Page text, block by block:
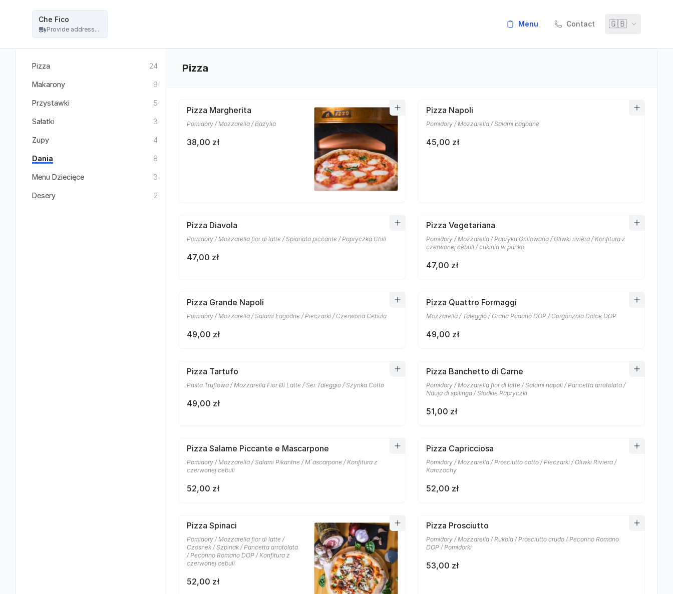
Che Fico
Provide address...
menu Contact 🇬🇧
Pizza 24
Makarony 9
Przystawki 5
Sałatki 3
Zupy 4
Dania 8
Menu Dziecięce 3
Desery 2
Pizza
Pizza Margherita
Pomidory / Mozzarella / Bazylia
38,00 zł
Pizza Napoli
Pomidory / Mozzarella / Salami Łagodne
45,00 zł
Pizza Diavola
Pomidory / Mozzarella fior di latte / Spianata piccante / Papryczka Chili
47,00 zł
Pizza Vegetariana
Pomidory / Mozzarella / Papryka Grillowana / Oliwki riviera / Konfitura z
czerwonej cebuli / cukinia w panko
47,00 zł
Pizza Grande Napoli
Pomidory / Mozzarella / Salami Łagodne / Pieczarki / Czerwona Cebula
49,00 zł
Pizza Quattro Formaggi
Mozzarella / Taleggio / Grana Padano DOP / Gorgonzola Dolce DOP
49,00 zł
Pizza Tartufo
Pasta Truflowa / Mozzarella Fior Di Latte / Ser Taleggio / Szynka Cotto
49,00 zł
Pizza Banchetto di Carne
Pomidory / Mozzarella fior di latte / Salami napoli / Pancetta arrotolata /
Nduja di spilinga / Słodkie Papryczki
51,00 zł
Pizza Salame Piccante e Mascarpone
Pomidory / Mozzarella / Salami Pikantne / M`ascarpone / Konfitura z
czerwonej cebuli
52,00 zł
Pizza Capricciosa
Pomidory / Mozzarella / Prosciutto cotto / Pieczarki / Oliwki Riviera /
Karczochy
52,00 zł
Pizza Spinaci
Pomidory / Mozzarella fior di latte /
Czosnek / Szpinak / Pancetta arrotolata
/ Pecorino Romano DOP / Konfitura z
czerwonej cebuli
52,00 zł
Pizza Prosciutto
Pomidory / Mozzarella / Rukola / Prosciutto crudo / Pecorino Romano
DOP / Pomidorki
53,00 zł